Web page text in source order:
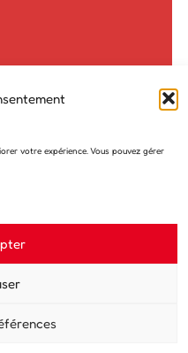
votre expérience. Vous pouvez gérer